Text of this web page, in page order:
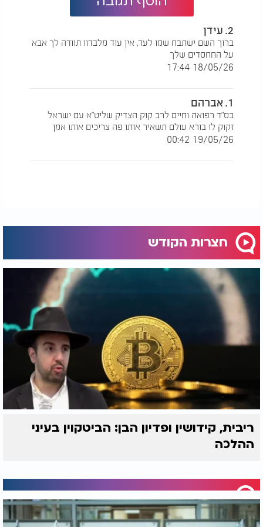
2. עידן
ברוך השם ישתבח שמו לעד, אין עוד מלבדוו תוודה לך אבא
על החחסדים שלך
18/05/26 17:44
1. אברהם
בס"ד רפואה וחיים לרב קוק הצדיק שליט"א עם ישראל
זקוק לו בורא עולם תשאיר אותו פה צריכים אותו אמן
19/05/26 00:42
חצרות הקודש
ריבית, קידושין ופדיון הבן: הביטקוין בעיני
ההלכה